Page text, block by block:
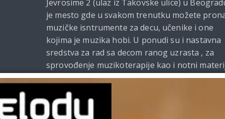
Jevrosime 2 (ulaz iz Takovske ulice) u
je mesto gde u svakom trenutku možete
muzičke isntrumente za decu, učenike i one
kojima je muzika hobi. U ponudi su i nastavna
sredstva za rad sa decom ranog uzrasta , za
sprovođenje muzikoterapije kao i notni
i udžbenici za muzičke škole. Od 2021. godine
Beomelody se bavi i izdavačkom delatnošću.